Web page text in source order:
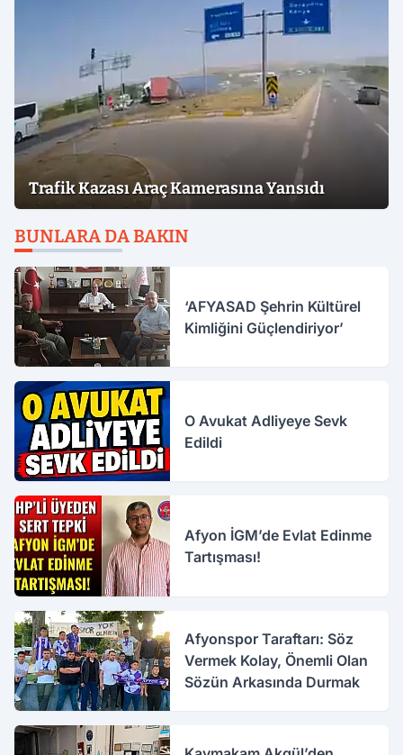
Trafik Kazası Araç Kamerasına Yansıdı
BUNLARA DA BAKIN
‘AFYASAD Şehrin Kültürel
Kimliğini Güçlendiriyor’
O Avukat Adliyeye Sevk
Edildi
Afyon İGM’de Evlat Edinme
Tartışması!
Afyonspor Taraftarı: Söz
Vermek Kolay, Önemli Olan
Sözün Arkasında Durmak